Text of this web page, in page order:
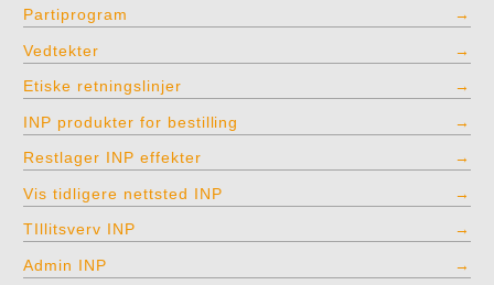
Partiprogram
Vedtekter
Etiske retningslinjer
INP produkter for bestilling
Restlager INP effekter
Vis tidligere nettsted INP
TIllitsverv INP
Admin INP